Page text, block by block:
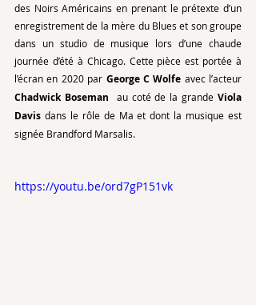
des Noirs Américains en prenant le prétexte d’un
enregistrement de la mère du Blues et son groupe
dans un studio de musique lors d’une chaude
journée d’été à Chicago. Cette pièce est portée à
l’écran en 2020 par George C Wolfe
Chadwick Boseman
  au coté de la grande
Viola
Davis dans le rôle de Ma et dont la musique est
signée Brandford Marsalis.
https://youtu.be/ord7gP151vk